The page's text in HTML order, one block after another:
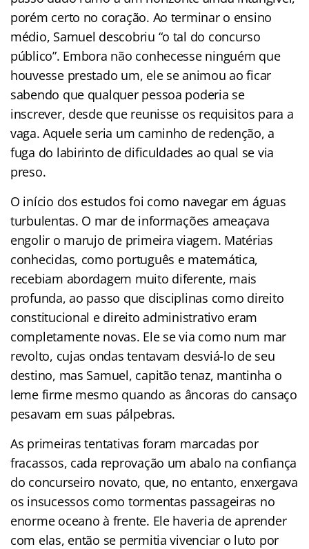
porém certo no coração. Ao terminar o ensino
médio, Samuel descobriu “o tal do concurso
público”. Embora não conhecesse ninguém que
houvesse prestado um, ele se animou ao ficar
sabendo que qualquer pessoa poderia se
inscrever, desde que reunisse os requisitos para a
vaga. Aquele seria um caminho de redenção, a
fuga do labirinto de dificuldades ao qual se via
preso.
O início dos estudos foi como navegar em águas
turbulentas. O mar de informações ameaçava
engolir o marujo de primeira viagem. Matérias
conhecidas, como português e matemática,
recebiam abordagem muito diferente, mais
profunda, ao passo que disciplinas como direito
constitucional e direito administrativo eram
completamente novas. Ele se via como num mar
revolto, cujas ondas tentavam desviá-lo de seu
destino, mas Samuel, capitão tenaz, mantinha o
leme firme mesmo quando as âncoras do cansaço
pesavam em suas pálpebras.
As primeiras tentativas foram marcadas por
fracassos, cada reprovação um abalo na confiança
do concurseiro novato, que, no entanto, enxergava
os insucessos como tormentas passageiras no
enorme oceano à frente. Ele haveria de aprender
com elas, então se permitia vivenciar o luto por